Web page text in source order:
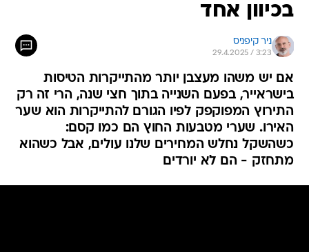
בכיוון אחד
ניר קיפניס
29.4.2025 / 3:23
אם יש משהו מעצבן יותר מהתייקרות הטיסות
בישראייר, בפעם השנייה בתוך חצי שנה, הרי זה רק
התירוץ המפוקפק לפיו הגורם להתייקרות הוא שער
האירו. שערי מטבעות החוץ הם כמו קסם:
כשהשקל נחלש המחירים שלנו עולים, אבל כשהוא
מתחזק - הם לא יורדים